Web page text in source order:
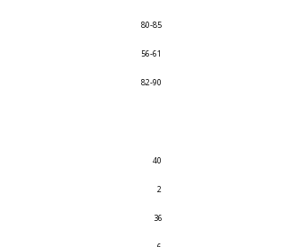
80-85
56-61
82-90
40
2
36